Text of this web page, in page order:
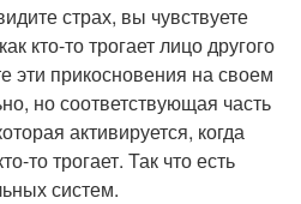
страх, вы чувствуете
кто-то трогает лицо другого
эти прикосновения на своем
но соответствующая часть
активируется, когда
то трогает. Так что есть
систем.